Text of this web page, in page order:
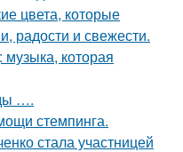
цвета, которые
радости и свежести.
музыка, которая
….
стемпинга.
стала участницей